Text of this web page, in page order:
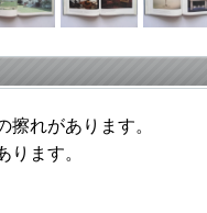
れがあります。
ります。